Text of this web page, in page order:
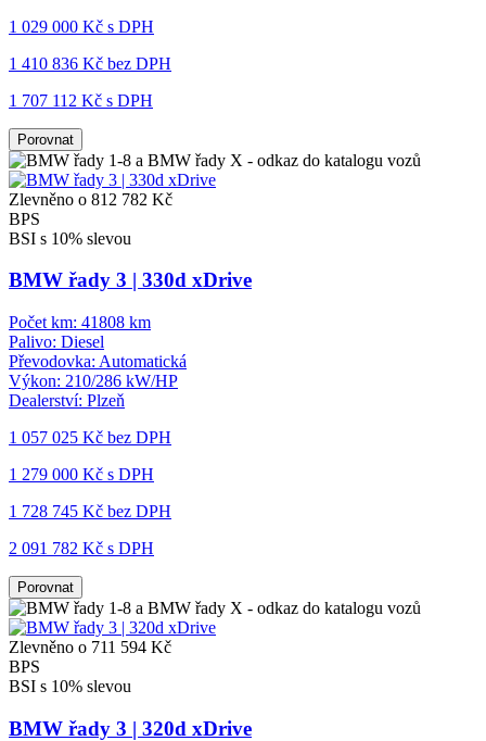
1 029 000 Kč s DPH
1 410 836 Kč bez DPH
1 707 112 Kč s DPH
Porovnat
Zlevněno o 812 782 Kč
BPS
BSI s 10% slevou
BMW řady 3 | 330d xDrive
Počet km: 41808 km
Palivo: Diesel
Převodovka: Automatická
Výkon: 210/286 kW/HP
Dealerství: Plzeň
1 057 025 Kč bez DPH
1 279 000 Kč s DPH
1 728 745 Kč bez DPH
2 091 782 Kč s DPH
Porovnat
Zlevněno o 711 594 Kč
BPS
BSI s 10% slevou
BMW řady 3 | 320d xDrive